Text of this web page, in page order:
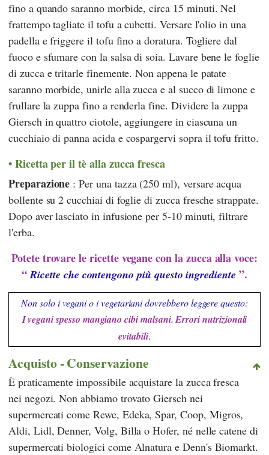
fino a quando saranno morbide, circa 15 minuti. Nel
frattempo tagliate il tofu a cubetti. Versare l'olio in una
padella e friggere il tofu fino a doratura. Togliere dal
fuoco e sfumare con la salsa di soia. Lavare bene le foglie
di zucca e tritarle finemente. Non appena le patate
saranno morbide, unirle alla zucca e al succo di limone e
frullare la zuppa fino a renderla fine. Dividere la zuppa
Giersch in quattro ciotole, aggiungere in ciascuna un
cucchiaio di panna acida e cospargervi sopra il tofu fritto.
Ricetta per il tè alla zucca fresca
Preparazione : Per una tazza (250 ml), versare acqua
bollente su 2 cucchiai di foglie di zucca fresche strappate.
Dopo aver lasciato in infusione per 5-10 minuti, filtrare
l'erba.
Potete trovare le ricette vegane con la zucca alla voce:
“Ricette che contengono più questo ingrediente ”.
Non solo i vegani o i vegetariani dovrebbero leggere questo:
I vegani spesso mangiano cibi malsani. Errori nutrizionali
evitabili.
Acquisto - Conservazione
È praticamente impossibile acquistare la zucca fresca
nei negozi. Non abbiamo trovato Giersch nei
supermercati comeRewe, Edeka,Spar,Coop, Migros,
Aldi, Lidl,Denner, Volg, Billa oHofer, né nelle catene di
supermercati biologici come Alnatura e Denn's Biomarkt.